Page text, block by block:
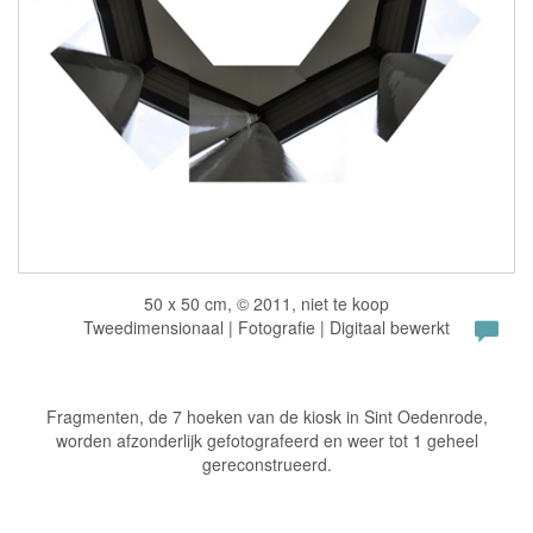
50 x 50 cm, © 2011, niet te koop
Tweedimensionaal | Fotografie | Digitaal bewerkt
Fragmenten, de 7 hoeken van de kiosk in Sint Oedenrode,
worden afzonderlijk gefotografeerd en weer tot 1 geheel
gereconstrueerd.